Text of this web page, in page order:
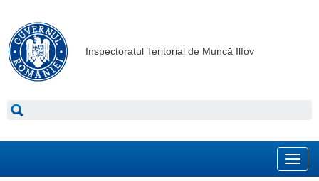
Inspectoratul Teritorial de Muncă Ilfov